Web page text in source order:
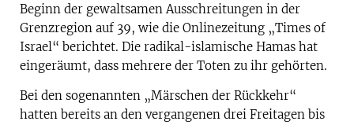
Beginn der gewaltsamen Ausschreitungen in der
Grenzregion auf 39, wie die Onlinezeitung „Times of
Israel“ berichtet. Die radikal-islamische Hamas hat
eingeräumt, dass mehrere der Toten zu ihr gehörten.
Bei den sogenannten „Märschen der Rückkehr“
hatten bereits an den vergangenen drei Freitagen bis